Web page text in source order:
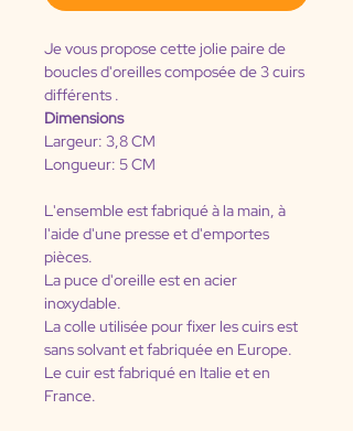
Je vous propose cette jolie paire de
boucles d'oreilles composée de 3 cuirs
différents .
Dimensions
Largeur: 3,8 CM
Longueur: 5 CM
L'ensemble est fabriqué à la main, à
l'aide d'une presse et d'emportes
pièces.
La puce d'oreille est en acier
inoxydable.
La colle utilisée pour fixer les cuirs est
sans solvant et fabriquée en Europe.
Le cuir est fabriqué en Italie et en
France.